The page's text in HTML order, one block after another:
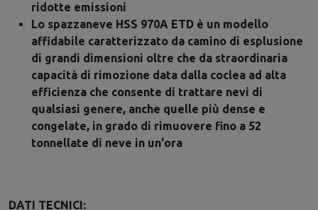
ridotte emissioni
Lo spazzaneve HSS 970A ETD è un modello
affidabile caratterizzato da camino di esplusione
di grandi dimensioni oltre che da straordinaria
capacità di rimozione data dalla coclea ad alta
efficienza che consente di trattare nevi di
qualsiasi genere, anche quelle più dense e
congelate, in grado di rimuovere fino a 52
tonnellate di neve in un'ora
DATI TECNICI: